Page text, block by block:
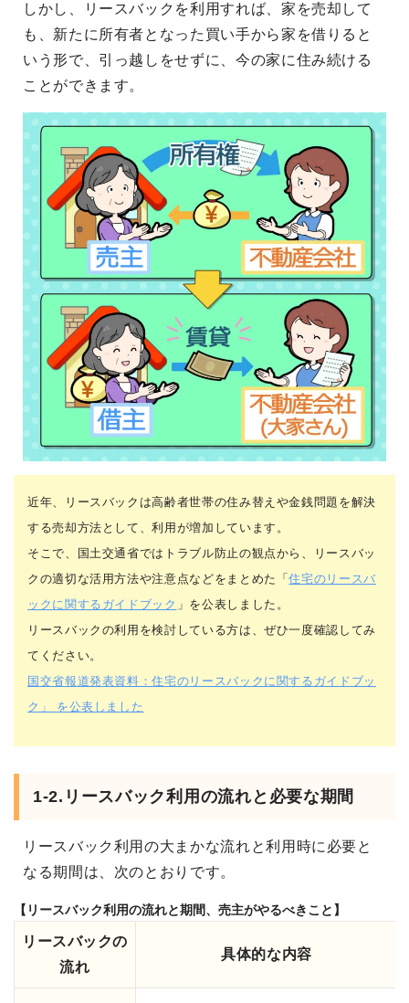
しかし、リースバックを利用すれば、家を売却して
も、新たに所有者となった買い手から家を借りると
いう形で、引っ越しをせずに、今の家に住み続ける
ことができます。
近年、リースバックは高齢者世帯の住み替えや金銭問題を解決
する売却方法として、利用が増加しています。
そこで、国土交通省ではトラブル防止の観点から、リースバッ
クの適切な活用方法や注意点などをまとめた「住宅のリースバ
ックに関するガイドブック 」を公表しました。
リースバックの利用を検討している方は、ぜひ一度確認してみ
てください。
国交省報道発表資料：住宅のリースバックに関するガイドブッ
ク」 を公表しました
1-2.リースバック利用の流れと必要な期間
リースバック利用の大まかな流れと利用時に必要と
なる期間は、次のとおりです。
【リースバック利用の流れと期間、売主がやるべきこと】
リースバックの
流れ
具体的な内容